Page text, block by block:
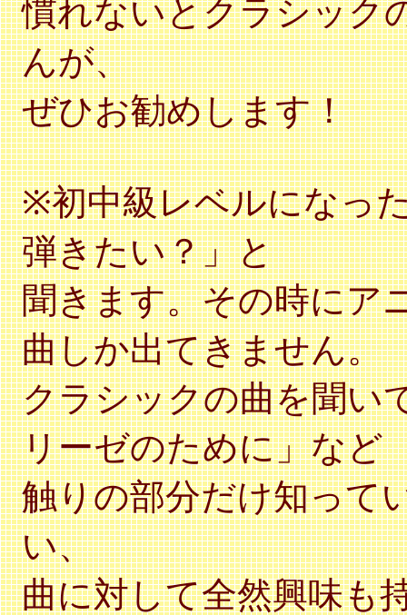
慣れないとクラシック
んが、
ぜひお勧めします！
※初中級レベルになっ
弾きたい？」と
聞きます。その時にア
曲しか出てきません。
クラシックの曲を聞い
リーゼのために」など
触りの部分だけ知って
い、
曲に対して全然興味も